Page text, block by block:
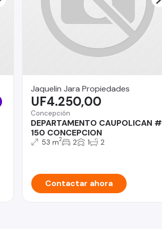
Jaquelin Jara Propiedades
Concepción
DEPARTAMENTO CAUPOLICAN #
150 CONCEPCION
UF4.250,00
53 m2 2 1 2
Contactar ahora